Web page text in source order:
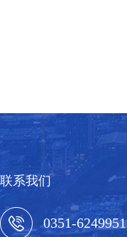
联系我们
0351-6249951